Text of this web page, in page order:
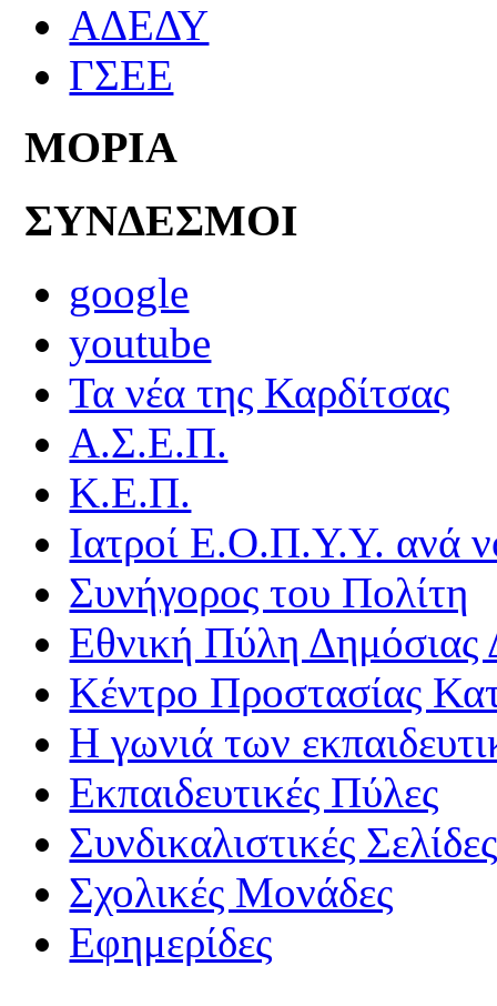
ΑΔΕΔΥ
ΓΣΕΕ
ΜΟΡΙΑ
ΣΥΝΔΕΣΜΟΙ
google
youtube
Τα νέα της Καρδίτσας
Α.Σ.Ε.Π.
Κ.Ε.Π.
Ιατροί Ε.Ο.Π.Υ.Υ. ανά
Συνήγορος του Πολίτη
Εθνική Πύλη Δημόσιας
Κέντρο Προστασίας
Η γωνιά των
Εκπαιδευτικές Πύλες
Συνδικαλιστικές Σελίδες
Σχολικές Μονάδες
Εφημερίδες